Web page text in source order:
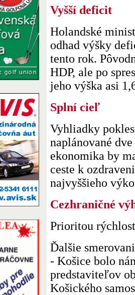
Vyšší deficit
Holandské
odhad výšky
tento rok.
HDP, ale po
jeho výška asi
Splní cieľ
Vyhliadky
naplánované
ekonomika by
ceste k
najvyššieho
Cezhraničné
Prioritou
Ďalšie
- Košice bolo
predstaviteľov
Košického